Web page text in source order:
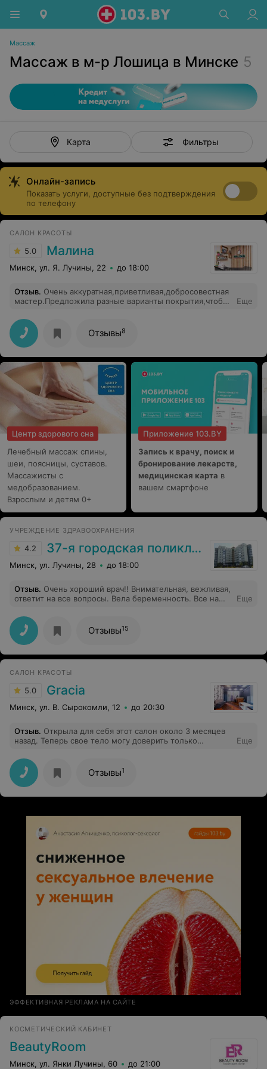
Массаж
Массаж в м-р Лошица в Минске 5
Карта Фильтры
Онлайн-запись
Показать услуги, доступные без подтверждения
по телефону
САЛОН КРАСОТЫ
5.0 Малина
Минск, ул. Я. Лучины, 22 до 18:00
Отзыв. Очень аккуратная,приветливая,добросовестная
мастер.Предложила разные варианты покрытия,чтобы
хорошее впечатление осталось от салона и работы
мастера.Огромное ей спасибо и удачи в работе.На
коррекцию опять приду к ней.
Еще
Отзывы8
Центр здорового сна
Лечебный массаж спины,
шеи, поясницы, суставов.
Массажисты с
медобразованием.
Взрослым и детям 0+
Приложение 103.BY
Запись к врачу, поиск и
бронирование лекарств,
медицинская карта в
вашем смартфоне
УЧРЕЖДЕНИЕ ЗДРАВООХРАНЕНИЯ
4.2 37-я городская поликлиника
Минск, ул. Лучины, 28 до 18:00
Отзыв. Очень хороший врач!! Внимательная, вежливая,
ответит на все вопросы. Вела беременность. Все на
пациентов. Обнаружила проблему, которую другой
врач искала полгода и не нашла!
Еще
Отзывы15
САЛОН КРАСОТЫ
5.0 Gracia
Минск, ул. В. Сырокомли, 12 до 20:30
Отзыв. Открыла для себя этот салон около 3 месяцев
назад. Теперь свое тело могу доверить только
индивидуальный подход, профессиональные
сотрудники. Особенно радуют цены) Спасибо за вашу
работу ❤️! Салон однозначно рекомендую!
Еще
Отзывы1
ЭФФЕКТИВНАЯ РЕКЛАМА НА САЙТЕ
КОСМЕТИЧЕСКИЙ КАБИНЕТ
BeautyRoom
Минск, ул. Янки Лучины, 60 до 21:00